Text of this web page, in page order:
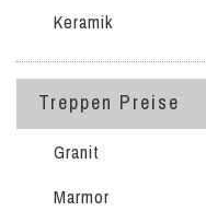
Keramik
Treppen Preise
Granit
Marmor